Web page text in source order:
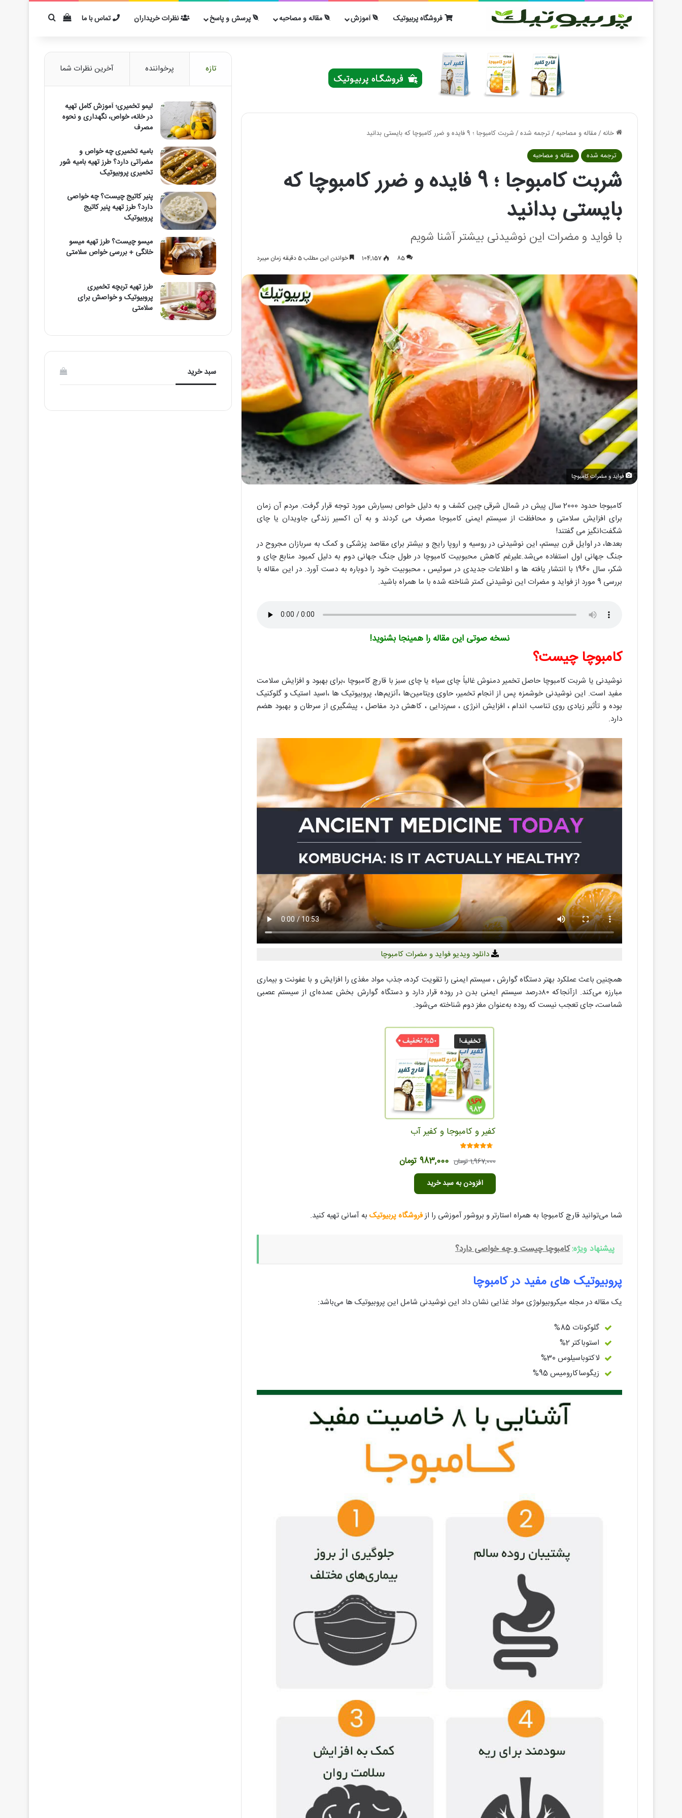
فروشگاه پربیوتیک آموزش مقاله و مصاحبه پرسش و پاسخ نظرات خریداران تماس با ما دیدن سبد خرید
برای مثال: کفیر
خانه/مقاله و مصاحبه/ترجمه شده/شربت کامبوجا ؛ 9 فایده و ضرر کامبوچا که بایستی بدانید
ترجمه شده
مقاله و مصاحبه
شربت کامبوجا ؛ 9 فایده و ضرر کامبوچا که
بایستی بدانید
با فواید و مضرات این نوشیدنی بیشتر آشنا شویم
85
104,157 خواندن این مطلب 5 دقیقه زمان میبرد
فواید و مضرات کامبوچا
کامبوجا حدود 2000 سال پیش در شمال شرقی چین کشف و به دلیل خواص بسیارش مورد توجه قرار گرفت. مردم آن زمان
برای افزایش سلامتی و محافظت از سیستم ایمنی کامبوجا مصرف می کردند و به آن اکسیر زندگی جاویدان یا چای
شگفت‌انگیز می گفتند!
بعدها، در اوایل قرن بیستم، این نوشیدنی در روسیه و اروپا رایج و بیشتر برای مقاصد پزشکی و کمک به سربازان مجروح در
جنگ جهانی اول استفاده می‌شد.علیرغم کاهش محبوبیت کامبوچا در طول جنگ جهانی دوم به دلیل کمبود منابع چای و
شکر، سال 1960 با انتشار یافته ها و اطلاعات جدیدی در سوئیس ، محبوبیت خود را دوباره به دست آورد. در این مقاله با
بررسی 9 مورد از فواید و مضرات این نوشیدنی کمتر شناخته شده با ما همراه باشید.
نسخه صوتی این مقاله را همینجا بشنوید!
کامبوچا چیست؟
نوشیدنی یا شربت کامبوچا حاصل تخمیر دمنوش غالباً چای سیاه یا چای سبز با قارچ کامبوچا ،برای بهبود و افزایش سلامت
مفید است. این نوشیدنی خوشمزه پس از انجام تخمیر، حاوی ویتامین‌ها ،آنزیم‌ها، پروبیوتیک ها ،اسید استیک و گلوکنیک
بوده و تأثیر زیادی روی تناسب اندام ، افزایش انرژی ، سم‌زدایی ، کاهش درد مفاصل ، پیشگیری از سرطان و بهبود هضم
دارد.
دانلود ویدیو فواید و مضرات کامبوچا
همچنین باعث عملکرد بهتر دستگاه گوارش ، سیستم ایمنی را تقویت کرده، جذب مواد مغذی را افزایش و با عفونت و بیماری
مبارزه می‌کند. ازآنجاکه ۸۰درصد سیستم ایمنی بدن در روده قرار دارد و دستگاه گوارش بخش عمده‌ای از سیستم عصبی
شماست، جای تعجب نیست که روده به‌عنوان مغز دوم شناخته می‌شود.
تخفیف!
کفیر و کامبوجا و کفیر آب
4.40
1,967,000تومان قیمت
اصلی
1,967,000 تومان
983,000 تومانقیمت
افزودن به سبد خرید
شما می‌توانید قارچ کامبوچا به همراه استارتر و بروشور آموزشی را ازفروشگاه پربیوتیک به آسانی تهیه کنید.
پیشنهاد ویژه:کامبوچا چیست و چه خواصی دارد؟
پروبیوتیک های مفید در کامبوچا
یک مقاله در مجله میکروبیولوژی مواد غذایی نشان داد این نوشیدنی شامل این پروبیوتیک ها می‌باشد:
گلوکونات 85%
استوباکتر 2%
لاکتوباسیلوس 30%
زﯾﮕﻮﺳﺎﮐﺎروﻣﯿﺲ 95%
تازه پرخواننده آخرین نظرات شما
لیمو تخمیری؛ آموزش کامل تهیه
در خانه، خواص، نگهداری و نحوه
مصرف
بامیه تخمیری چه خواص و
مضراتی دارد؟ طرز تهیه بامیه شور
تخمیری پروبیوتیک
پنیر کاتیج چیست؟ چه خواصی
دارد؟ طرز تهیه پنیر کاتیج
پروبیوتیک
میسو چیست؟ طرز تهیه میسو
خانگی + بررسی خواص سلامتی
طرز تهیه تربچه تخمیری
پروبیوتیک و خواصش برای
سلامتی
سبد خرید